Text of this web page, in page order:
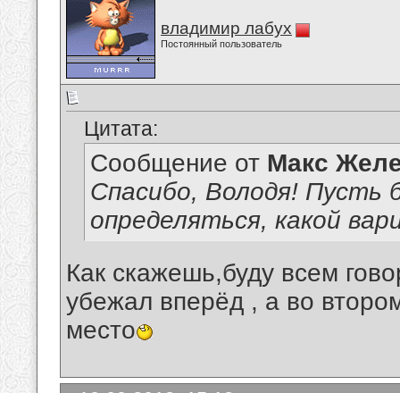
владимир лабух
Постоянный пользователь
Цитата:
Сообщение от Макс
Спасибо, Володя! Пусть
определяться, какой
Как скажешь,буду всем
убежал вперёд , а во
место